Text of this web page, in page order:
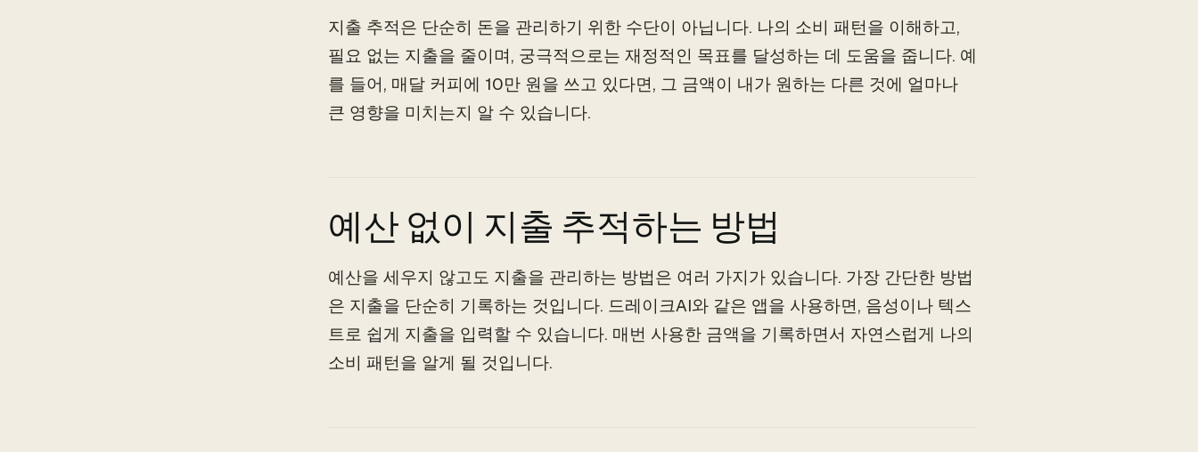
지출 추적은 단순히 돈을 관리하기 위한 수단이 아닙니다. 나의 소비 패턴을 이해하고,
필요 없는 지출을 줄이며, 궁극적으로는 재정적인 목표를 달성하는 데 도움을 줍니다. 예
를 들어, 매달 커피에 10만 원을 쓰고 있다면, 그 금액이 내가 원하는 다른 것에 얼마나
큰 영향을 미치는지 알 수 있습니다.
예산 없이 지출 추적하는 방법
예산을 세우지 않고도 지출을 관리하는 방법은 여러 가지가 있습니다. 가장 간단한 방법
은 지출을 단순히 기록하는 것입니다. 드레이크AI와 같은 앱을 사용하면, 음성이나 텍스
트로 쉽게 지출을 입력할 수 있습니다. 매번 사용한 금액을 기록하면서 자연스럽게 나의
소비 패턴을 알게 될 것입니다.